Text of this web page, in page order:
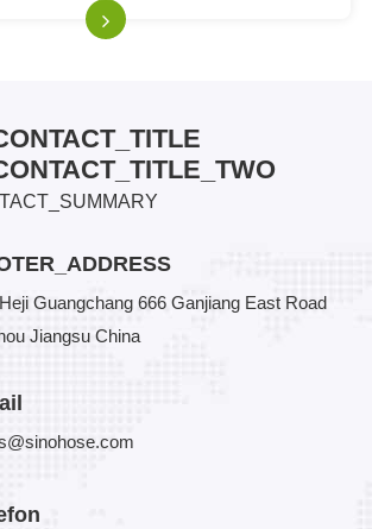
Guangchang 666 Ganjiang East Road
Jiangsu China